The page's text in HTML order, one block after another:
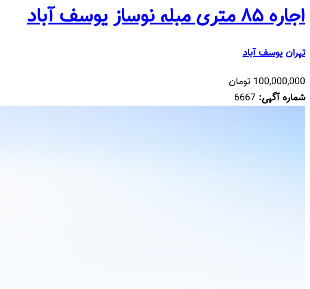
اجاره ۸۵ متری مبله نوساز یوسف آباد
تهرانیوسف آباد
100,000,000 تومان
شماره آگهی: 6667